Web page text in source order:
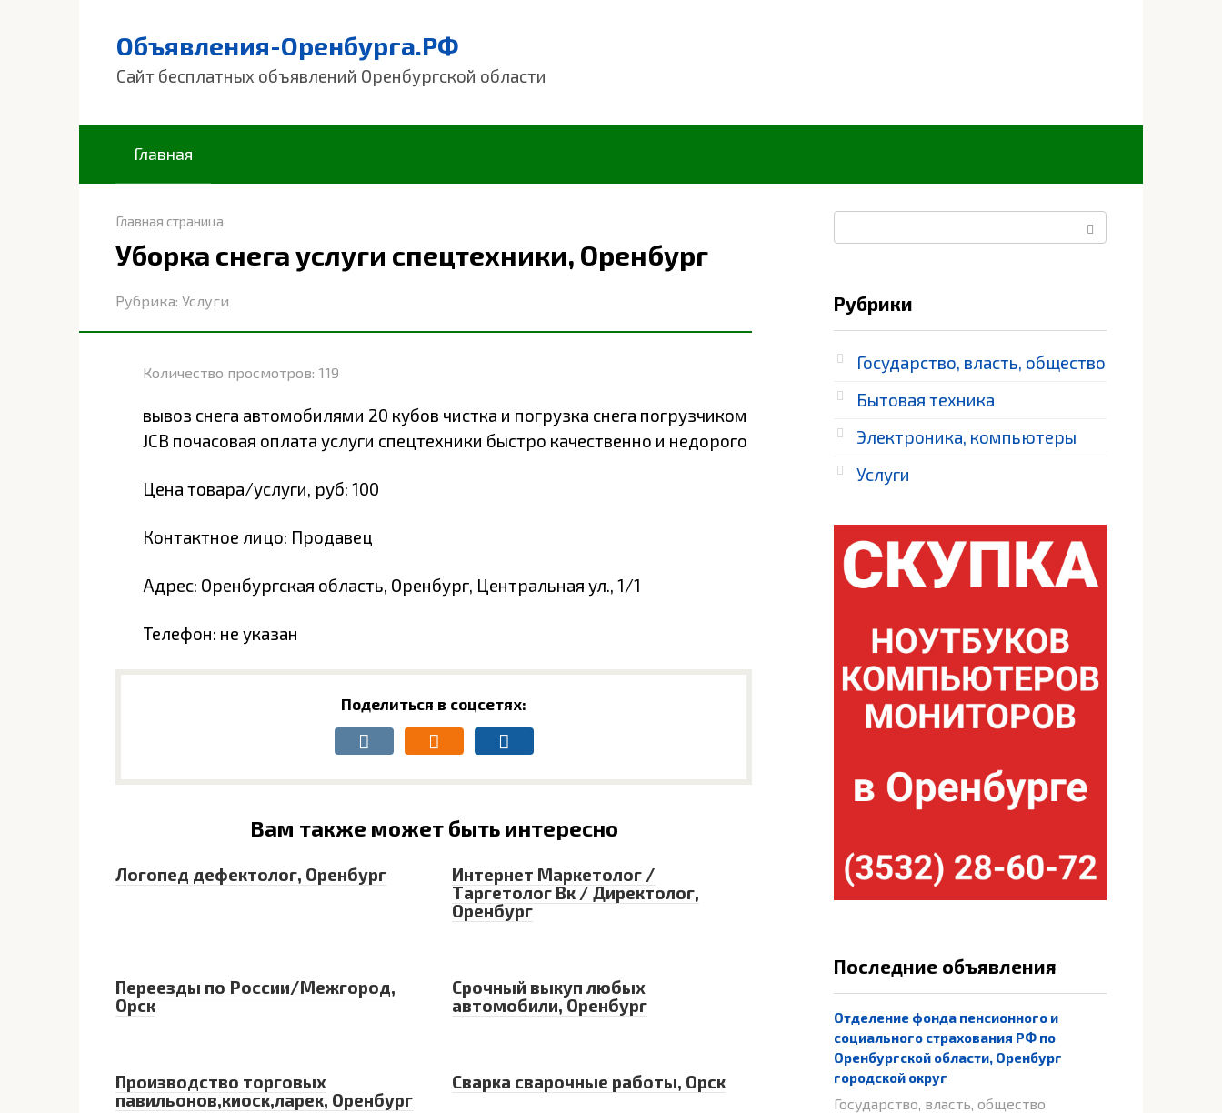
Объявления-Оренбурга.РФ
Сайт бесплатных объявлений Оренбургской области
Главная
Главная страница
Уборка снега услуги спецтехники, Оренбург
Рубрика: Услуги
Количество просмотров: 119
вывоз снега автомобилями 20 кубов чистка и погрузка снега погрузчиком
JCB почасовая оплата услуги спецтехники быстро качественно и недорого
Цена товара/услуги, руб: 100
Контактное лицо: Продавец
Адрес: Оренбургская область, Оренбург, Центральная ул., 1/1
Телефон: не указан
Поделиться в соцсетях:
Вам также может быть интересно
Логопед дефектолог, Оренбург
Интернет Маркетолог /
Таргетолог Вк / Директолог,
Оренбург
Переезды по России/Межгород,
Орск
Срочный выкуп любых
автомобили, Оренбург
Производство торговых
павильонов,киоск,ларек, Оренбург
Сварка сварочные работы, Орск
Рубрики
Государство, власть, общество
Бытовая техника
Электроника, компьютеры
Услуги
Последние объявления
Отделение фонда пенсионного и
социального страхования РФ по
Оренбургской области, Оренбург
городской округ
Государство, власть, общество